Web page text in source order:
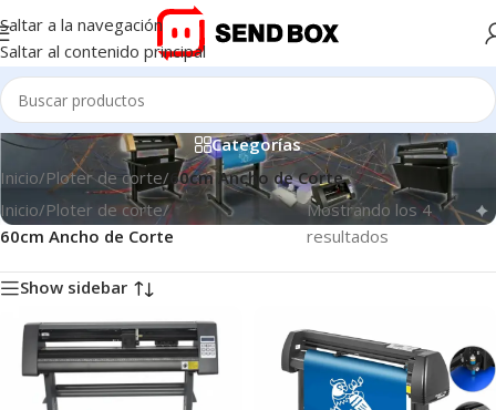
Saltar a la navegación
Saltar al contenido principal
60cm Ancho de Corte
Categorías
Inicio/Ploter de corte/ 60cm Ancho de Corte
Inicio/Ploter de corte/
60cm Ancho de Corte
Mostrando los 4
resultados
Show sidebar